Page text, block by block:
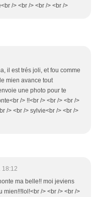
/> <br /> <br /> <br />
il est trés joli, et fou comme
mien avance tout
une photo pour te
/> !!<br /> <br /> <br />
/> <br /> sylvie<br /> <br />
18:12
ma belle!! moi jeviens
mien!!!lol!<br /> <br /> <br />